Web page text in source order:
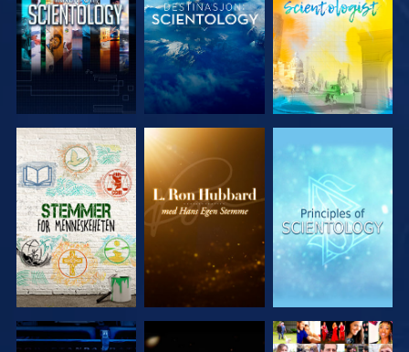
UTFORSK
SERIEN
UTFORSK
SERIEN
UTFORSK
SERIEN